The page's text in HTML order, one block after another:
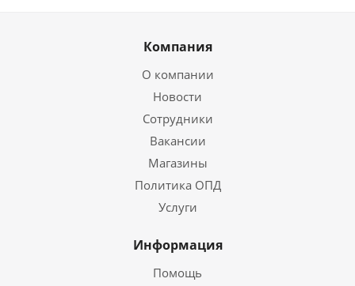
Компания
О компании
Новости
Сотрудники
Вакансии
Магазины
Политика ОПД
Услуги
Информация
Помощь